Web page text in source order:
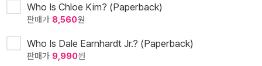
Who Is Chloe Kim? (Paperback)
판매가 8,560원
Who Is Dale Earnhardt Jr.? (Paperback)
판매가 9,990원